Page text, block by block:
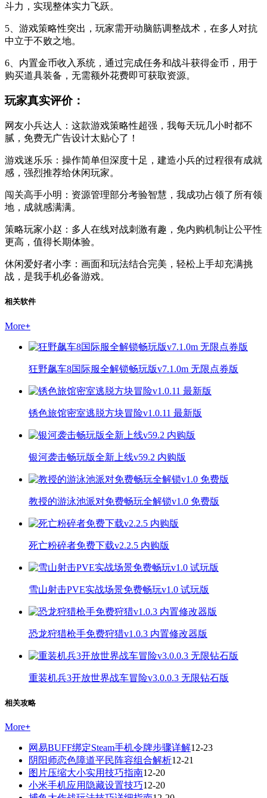
斗力，实现整体实力飞跃。
5、游戏策略性突出，玩家需开动脑筋调整战术，在多人对抗
中立于不败之地。
6、内置金币收入系统，通过完成任务和战斗获得金币，用于
购买道具装备，无需额外花费即可获取资源。
玩家真实评价：
网友小兵达人：这款游戏策略性超强，我每天玩几小时都不
腻，免费无广告设计太贴心了！
游戏迷乐乐：操作简单但深度十足，建造小兵的过程很有成就
感，强烈推荐给休闲玩家。
闯关高手小明：资源管理部分考验智慧，我成功占领了所有领
地，成就感满满。
策略玩家小赵：多人在线对战刺激有趣，免内购机制让公平性
更高，值得长期体验。
休闲爱好者小李：画面和玩法结合完美，轻松上手却充满挑
战，是我手机必备游戏。
相关软件
More+
狂野飙车8国际服全解锁畅玩版v7.1.0m 无限点券版
锈色旅馆密室逃脱方块冒险v1.0.11 最新版
银河袭击畅玩版全新上线v59.2 内购版
教授的游泳池派对免费畅玩全解锁v1.0 免费版
死亡粉碎者免费下载v2.2.5 内购版
雪山射击PVE实战场景免费畅玩v1.0 试玩版
恐龙狩猎枪手免费狩猎v1.0.3 内置修改器版
重装机兵3开放世界战车冒险v3.0.0.3 无限钻石版
相关攻略
More+
网易BUFF绑定Steam手机令牌步骤详解12-23
阴阳师恋色障道平民阵容组合解析12-21
图片压缩大小实用技巧指南12-20
小米手机应用隐藏设置技巧12-20